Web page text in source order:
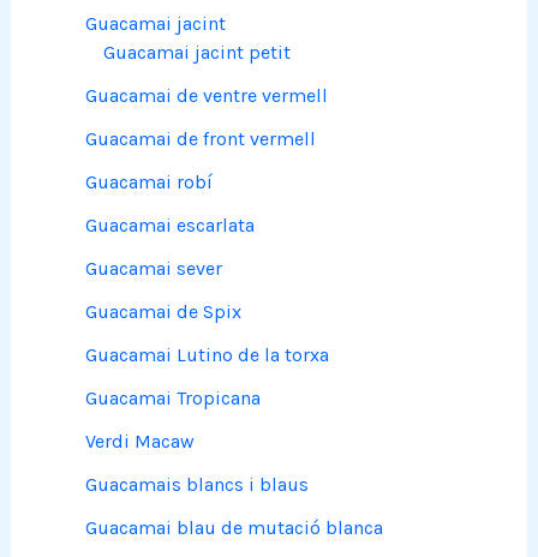
Guacamai jacint
Guacamai jacint petit
Guacamai de ventre vermell
Guacamai de front vermell
Guacamai robí
Guacamai escarlata
Guacamai sever
Guacamai de Spix
Guacamai Lutino de la torxa
Guacamai Tropicana
Verdi Macaw
Guacamais blancs i blaus
Guacamai blau de mutació blanca